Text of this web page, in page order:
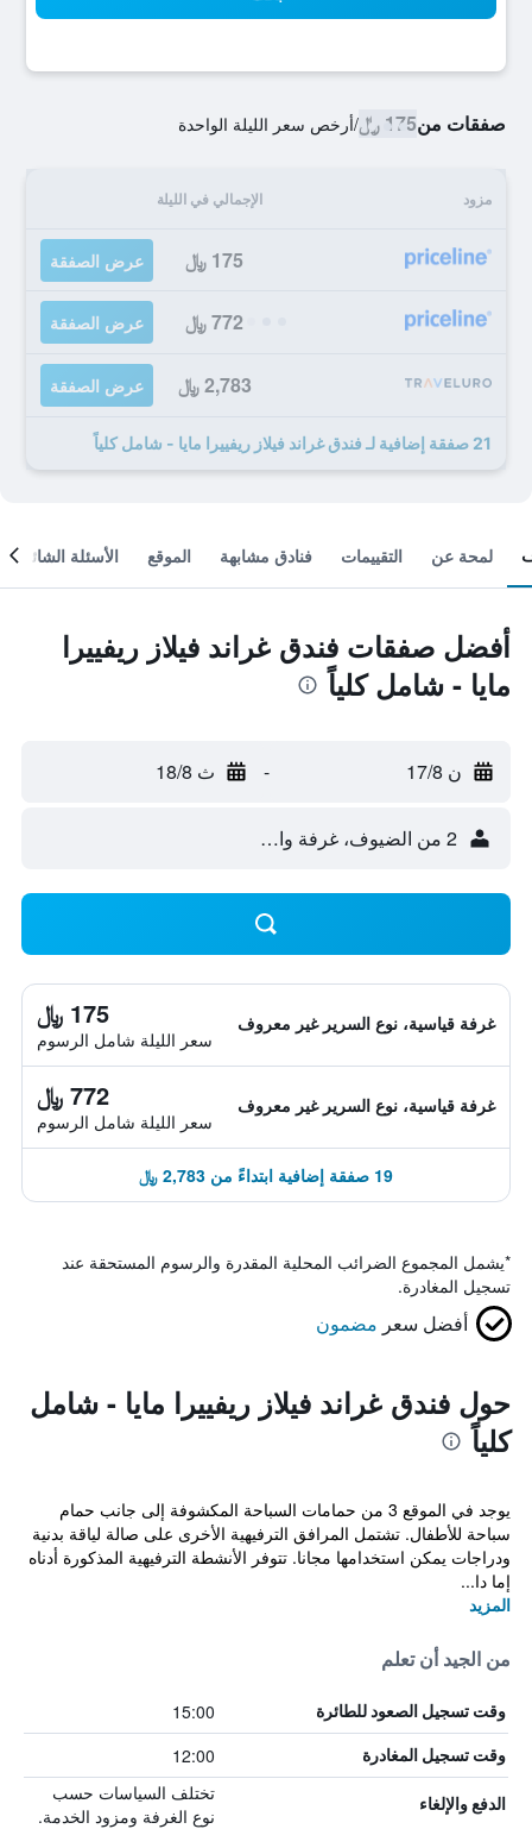
صفقات من175 ﷼ /أرخص سعر الليلة الواحدة
مزود الإجمالي في الليلة
175 ﷼ عرض الصفقة
772 ﷼ عرض الصفقة
2,783 ﷼ عرض الصفقة
21 صفقة إضافية لـ فندق غراند فيلاز ريفييرا مايا - شامل كلياً
لمحة عن التقييمات فنادق مشابهة الموقع الأسئلة الشائعة
أفضل صفقات فندق غراند فيلاز ريفييرا
مايا - شامل كلياً
ن 17/8 - ث 18/8
2 من الضيوف، غرفة واحدة
غرفة قياسية، نوع السرير غير معروف 175 ﷼
سعر الليلة شامل الرسوم
غرفة قياسية، نوع السرير غير معروف 772 ﷼
سعر الليلة شامل الرسوم
19 صفقة إضافية ابتداءً من 2,783 ﷼
*يشمل المجموع الضرائب المحلية المقدرة والرسوم المستحقة عند
تسجيل المغادرة.
أفضل سعر مضمون
حول فندق غراند فيلاز ريفييرا مايا - شامل
كلياً
يوجد في الموقع 3 من حمامات السباحة المكشوفة إلى جانب حمام
سباحة للأطفال. تشتمل المرافق الترفيهية الأخرى على صالة لياقة بدنية
ودراجات يمكن استخدامها مجانا. تتوفر الأنشطة الترفيهية المذكورة أدناه
إما دا...
المزيد
من الجيد أن تعلم
وقت تسجيل الصعود للطائرة 15:00
وقت تسجيل المغادرة 12:00
الدفع والإلغاء
تختلف السياسات حسب
نوع الغرفة ومزود الخدمة.